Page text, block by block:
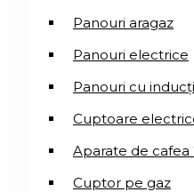
Panouri aragaz
Panouri electrice
Panouri cu
Cuptoare
Aparate de
Cuptor pe gaz